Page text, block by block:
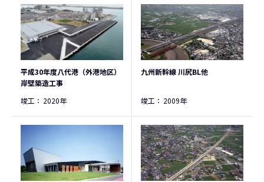
平成30年度八代港（外港地区）
岸壁築造工事
竣工： 2020年
九州新幹線 川尻BL他
竣工： 2009年